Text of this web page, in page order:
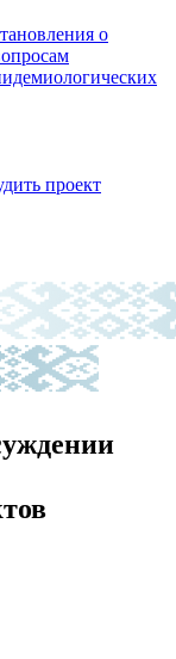
о
проект